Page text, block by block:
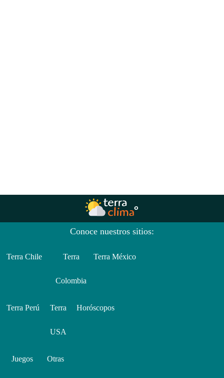
Conoce nuestros sitios:
Terra Chile Terra
Colombia
Terra México
Terra Perú Terra
USA
Horóscopos
Juegos Otras